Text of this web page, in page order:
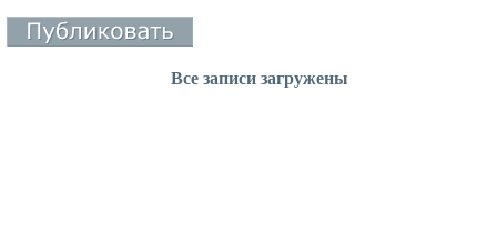
Все записи загружены